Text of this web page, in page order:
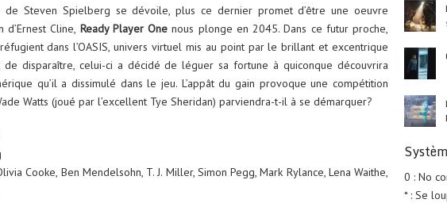
Steven Spielberg se dévoile, plus ce dernier promet d’être une oeuvre
Cline, Ready Player One nous plonge en 2045. Dans ce futur proche,
dans l’OASIS, univers virtuel mis au point par le brillant et excentrique
de disparaître, celui-ci a décidé de léguer sa fortune à quiconque découvrira
qu’il a dissimulé dans le jeu. L’appât du gain provoque une compétition
Watts (joué par l’excellent Tye Sheridan) parviendra-t-il à se démarquer?
Cooke, Ben Mendelsohn, T. J. Miller, Simon Pegg, Mark Rylance, Lena Waithe,
0 : No
* : Se